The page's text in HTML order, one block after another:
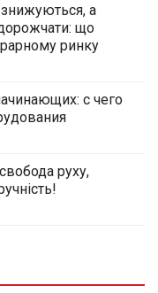
а
що
ринку
с чего
руху,